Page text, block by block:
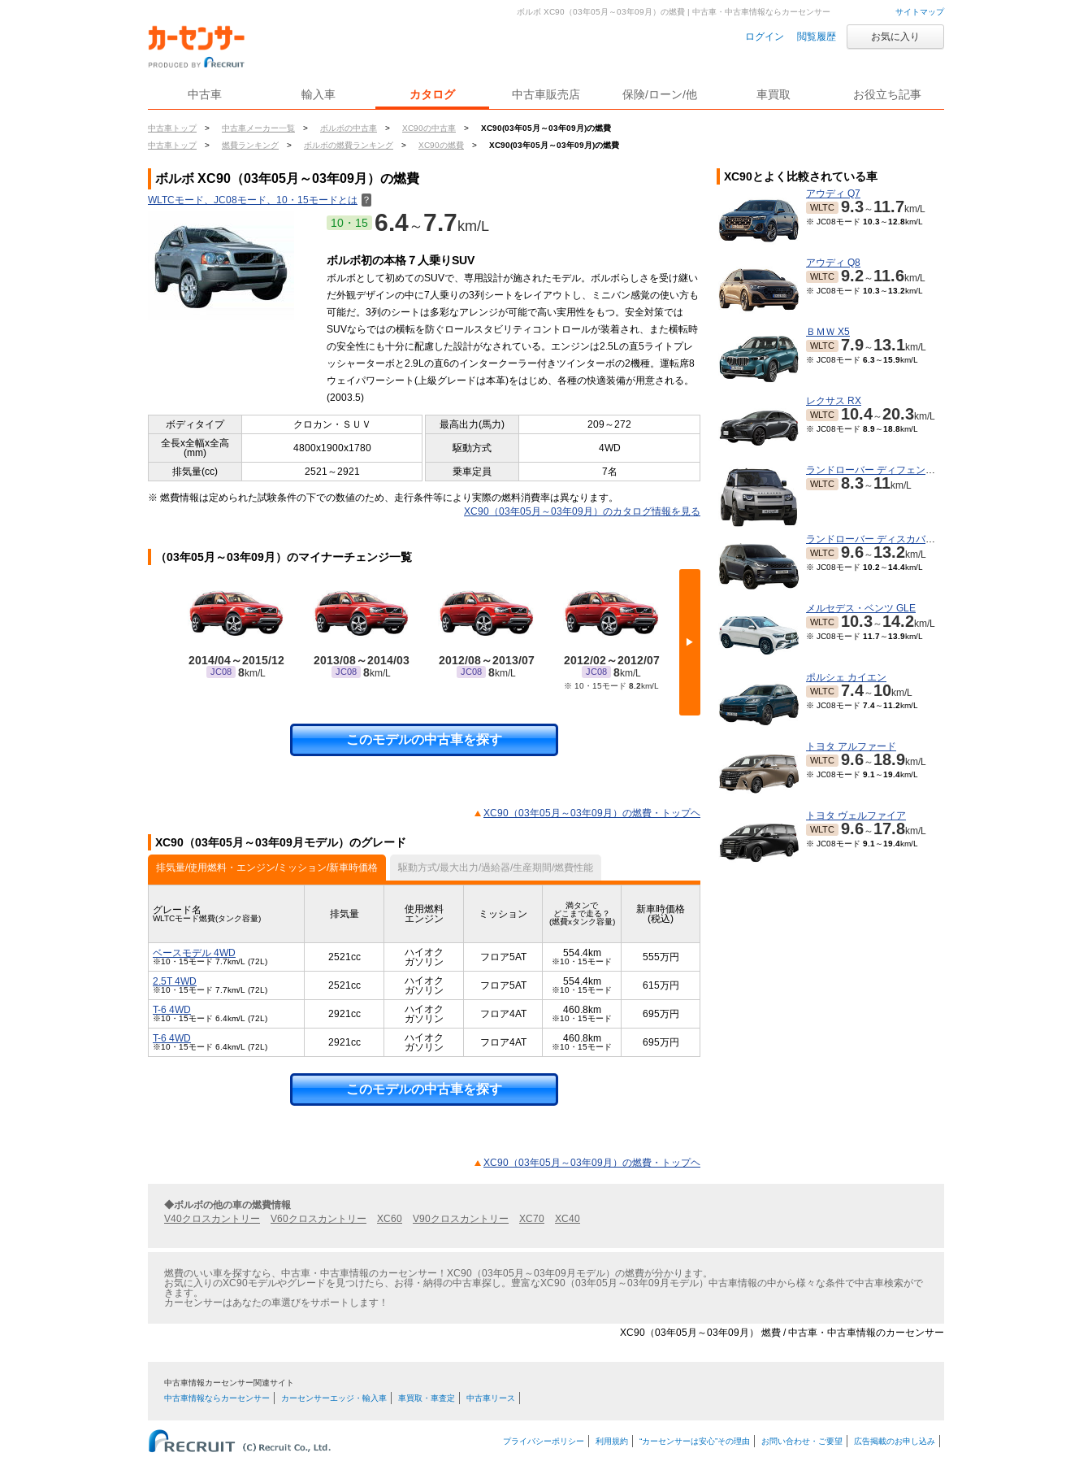
サイトマップ
ログイン 閲覧履歴 お気に入り
中古車 輸入車 カタログ 中古車販売店 保険/ローン/他 車買取 お役立ち記事
中古車トップ > 中古車メーカー一覧 > ボルボの中古車 > XC90の中古車 >
XC90(03年05月～03年09月)の燃費
中古車トップ
> 燃費ランキング > ボルボの燃費ランキング > XC90の燃費 > XC90(03年05月～03年09月)の燃費
ボルボ XC90（03年05月～03年09月）の燃費 | 中古車・中古車情報ならカーセンサー
ボルボ XC90（03年05月～03年09月）の燃費
WLTCモード、JC08モード、10・15モードとは ？
10・15 6.4～ 7.7km/L
ボルボ初の本格７人乗りSUV
ボルボとして初めてのSUVで、専用設計が施されたモデル。ボルボらしさを受け継い
だ外観デザインの中に7人乗りの3列シートをレイアウトし、ミニバン感覚の使い方も
可能だ。3列のシートは多彩なアレンジが可能で高い実用性をもつ。安全対策では
SUVならではの横転を防ぐロールスタビリティコントロールが装着され、また横転時
の安全性にも十分に配慮した設計がなされている。エンジンは2.5Lの直5ライトプレ
ッシャーターボと2.9Lの直6のインタークーラー付きツインターボの2機種。運転席8
ウェイパワーシート(上級グレードは本革)をはじめ、各種の快適装備が用意される。
(2003.5)
ボディタイプ クロカン・ＳＵＶ 最高出力(馬力)
209～272
全長x全幅x全高
(mm)
4800x1900x1780 駆動方式 4WD
排気量(cc) 2521～2921 乗車定員 7名
※ 燃費情報は定められた試験条件の下での数値のため、走行条件等により実際の燃料消費率は異なります。
XC90（03年05月～03年09月）のカタログ情報を見る
（03年05月～03年09月）のマイナーチェンジ一覧
▶
2014/04～2015/12
JC08 8km/L
2013/08～2014/03
JC08 8km/L
2012/08～2013/07
JC08 8km/L
2012/02～2012/07
JC08 8km/L
※ 10・15モード 8.2km/L 6.4～8.2km/L
このモデルの中古車を探す
XC90（03年05月～03年09月）の燃費・トップヘ
XC90（03年05月～03年09月モデル）のグレード
排気量/使用燃料・エンジン/ミッション/新車時価格 駆動方式/最大出力/過給器/生産期間/燃費性能
グレード名
WLTCモード燃費(タンク容量) 排気量
使用燃料
エンジン
ミッション
満タンで
どこまで走る？
(燃費xタンク容量)
新車時価格
(税込)
ベースモデル 4WD
※10・15モード 7.7km/L (72L) 2521cc
ハイオク
ガソリン
フロア5AT 554.4km
※10・15モード 555万円
2.5T 4WD
※10・15モード 7.7km/L (72L) 2521cc
ハイオク
ガソリン
フロア5AT 554.4km
※10・15モード 615万円
T-6 4WD
※10・15モード 6.4km/L (72L) 2921cc
ハイオク
ガソリン
フロア4AT 460.8km
※10・15モード 695万円
T-6 4WD
※10・15モード 6.4km/L (72L) 2921cc
ハイオク
ガソリン
フロア4AT 460.8km
※10・15モード 695万円
このモデルの中古車を探す
XC90（03年05月～03年09月）の燃費・トップヘ
XC90とよく比較されている車
アウディ Q7
WLTC 9.3～ 11.7km/L
※ JC08モード 10.3～12.8km/L
アウディ Q8
WLTC 9.2～ 11.6km/L
※ JC08モード 10.3～13.2km/L
ＢＭＷ X5
WLTC 7.9～ 13.1km/L
※ JC08モード 6.3～15.9km/L
レクサス RX
WLTC 10.4～20.3km/L
※ JC08モード 8.9～18.8km/L
ランドローバー ディフェンダー
WLTC 8.3～ 11km/L
ランドローバー ディスカバリースポーツ
WLTC 9.6～ 13.2km/L
※ JC08モード 10.2 ～14.4km/L
メルセデス・ベンツ GLE
WLTC 10.3～ 14.2km/L
※ JC08モード 11.7～13.9km/L
ポルシェ カイエン
WLTC 7.4～ 10km/L
※ JC08モード 7.4～11.2km/L
トヨタ アルファード
WLTC 9.6～ 18.9km/L
※ JC08モード 9.1 ～19.4km/L
トヨタ ヴェルファイア
WLTC 9.6～ 17.8km/L
※ JC08モード 9.1 ～19.4km/L
◆ボルボの他の車の燃費情報
V40クロスカントリー
V60クロスカントリー XC60 V90クロスカントリー XC70 XC40
燃費のいい車を探すなら、中古車・中古車情報のカーセンサー！XC90（03年05月～03年09月モデル）の燃費が分かります。
お気に入りのXC90モデルやグレードを見つけたら、お得・納得の中古車探し。豊富なXC90（03年05月～03年09月モデル）中古車情報の中から様々な条件で中古車検索がで
きます。
カーセンサーはあなたの車選びをサポートします！
XC90（03年05月～03年09月） 燃費 / 中古車・中古車情報のカーセンサー
中古車情報カーセンサー関連サイト
中古車情報ならカーセンサー
カーセンサーエッジ・輸入車 車買取・車査定 中古車リース
プライバシーポリシー 利用規約 “カーセンサーは安心”その理由 お問い合わせ・ご要望 広告掲載のお申し込み